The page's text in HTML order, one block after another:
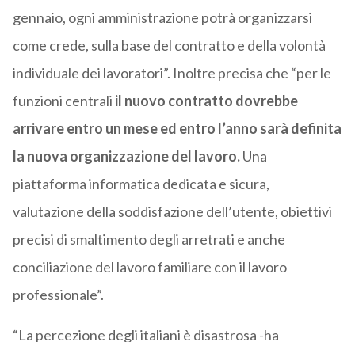
gennaio, ogni amministrazione potrà organizzarsi
come crede, sulla base del contratto e della volontà
individuale dei lavoratori”. Inoltre precisa che “per le
funzioni centrali il nuovo contratto dovrebbe
arrivare entro un mese ed entro l’anno sarà definita
la nuova organizzazione del lavoro.Una
piattaforma informatica dedicata e sicura,
valutazione della soddisfazione dell’utente, obiettivi
precisi di smaltimento degli arretrati e anche
conciliazione del lavoro familiare con il lavoro
professionale”.
“La percezione degli italiani è disastrosa -ha